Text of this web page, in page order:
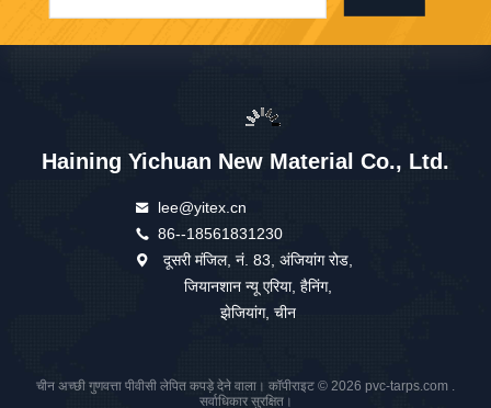
Haining Yichuan New Material Co., Ltd.
lee@yitex.cn
86--18561831230
दूसरी मंजिल, नं. 83, अंजियांग रोड,
जियानशान न्यू एरिया, हैनिंग,
झेजियांग, चीन
चीन अच्छी गुणवत्ता पीवीसी लेपित कपड़े देने वाला। कॉपीराइट © 2026 pvc-tarps.com .
सर्वाधिकार सुरक्षित।